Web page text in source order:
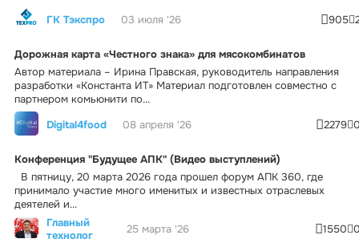
ГК Тэкспро
03 июля '26 905
Дорожная карта «Честного знака» для мясокомбинатов
Автор материала – Ирина Правская, руководитель направления
разработки «Константа ИТ» Материал подготовлен совместно с
партнером комьюнити по...
Digital4food
08 апреля '26 2279
Конференция "Будущее АПК" (Видео выступлений)
В пятницу, 20 марта 2026 года прошел форум АПК 360, где
принимало участие много именитых и известных отраслевых
деятелей и...
Главный
технолог
25 марта '26 1550